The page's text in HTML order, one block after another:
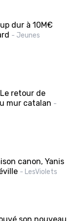
dur à 10M€
- Jeunes
retour de
mur catalan -
canon, Yanis
- LesViolets